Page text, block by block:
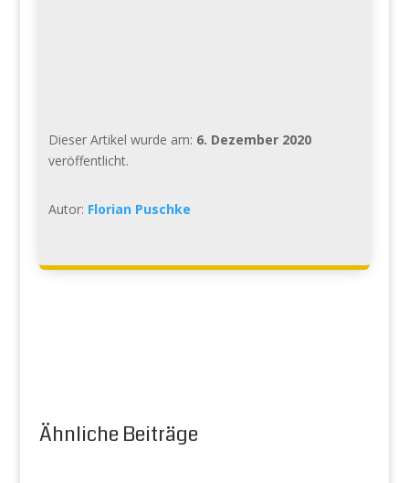
Dieser Artikel wurde am: 6. Dezember 2020
veröffentlicht.
Autor: Florian Puschke
Ähnliche Beiträge